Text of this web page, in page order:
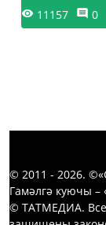
11157 0
© 2011 - 2026.
Гамәлгә куючы
© ТАТМЕДИА.